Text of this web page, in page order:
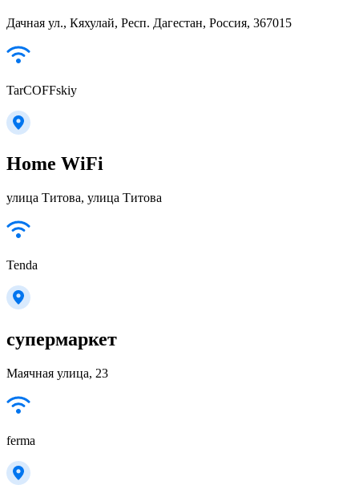
Дачная ул., Кяхулай, Респ. Дагестан, Россия, 367015
TarCOFFskiy
Home WiFi
улица Титова, улица Титова
Tenda
супермаркет
Маячная улица, 23
ferma